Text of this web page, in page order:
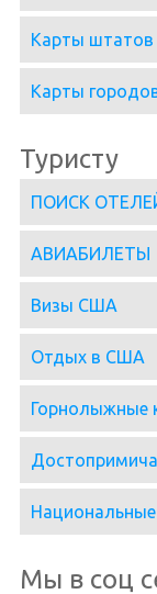
Карты
Карты
Туристу
ПОИСК
АВИАБИЛЕТЫ
Визы США
Отдых в США
Горнолыжные
Мы в соц